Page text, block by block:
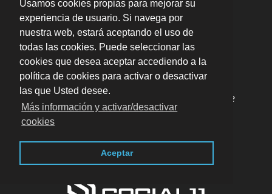
Usamos cookies propias para mejorar su
experiencia de usuario. Si navega por
nuestra web, estará aceptando el uso de
todas las cookies. Puede seleccionar las
cookies que desea aceptar accediendo a la
política de cookies para activar o desactivar
las que Usted desee.
Más información y activar/desactivar
cookies
Aceptar
"Gracias a ellos no me tengo que preocupar de
los papeleos de contabilidad y legalidad,
resultando en más tiempo para dedicar a mi
empresa."porGabrielvaloración10/
Enviar opinión